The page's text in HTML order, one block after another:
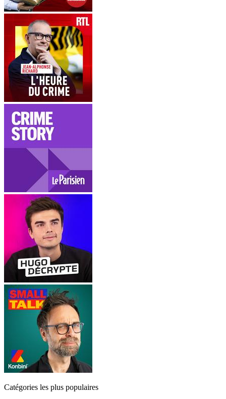
Catégories les plus populaires